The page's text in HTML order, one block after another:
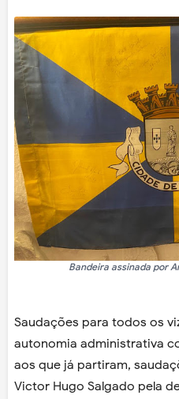
Bandeira assinada por
Saudações para todos os
autonomia administrativa
aos que já partiram,
Victor Hugo Salgado pela